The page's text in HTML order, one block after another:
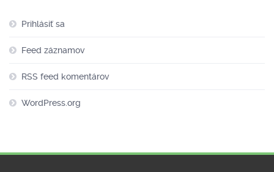
Prihlásiť sa
Feed záznamov
RSS feed komentárov
WordPress.org